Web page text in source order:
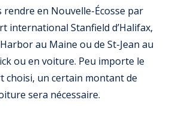
rendre en Nouvelle-Écosse par
international Stanfield d’Halifax,
au Maine ou de St-Jean au
ou en voiture. Peu importe le
choisi, un certain montant de
sera nécessaire.